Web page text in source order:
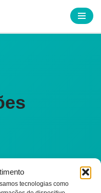
tecnologias como